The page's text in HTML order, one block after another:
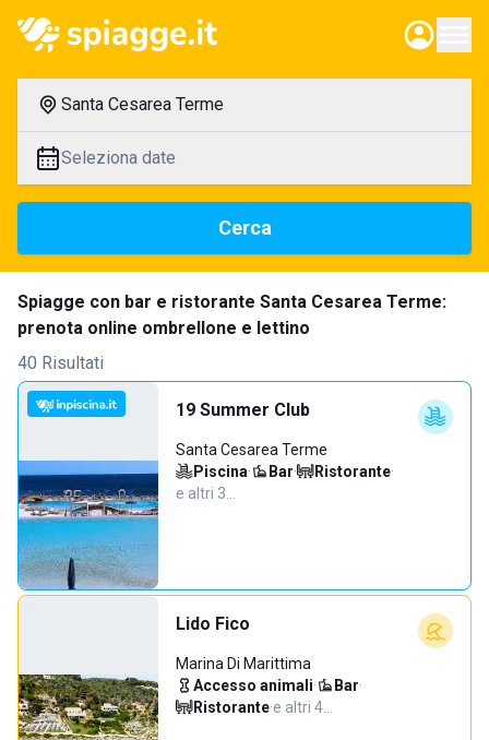
Santa Cesarea Terme
Seleziona date
Cerca
Spiagge con bar e ristorante Santa Cesarea Terme:
prenota online ombrellone e lettino
40 Risultati
19 Summer Club
Santa Cesarea Terme
Piscina· Bar· Ristorante·
e altri 3…
Lido Fico
Marina Di Marittima
Accesso animali· Bar·
Ristorante·e altri 4…